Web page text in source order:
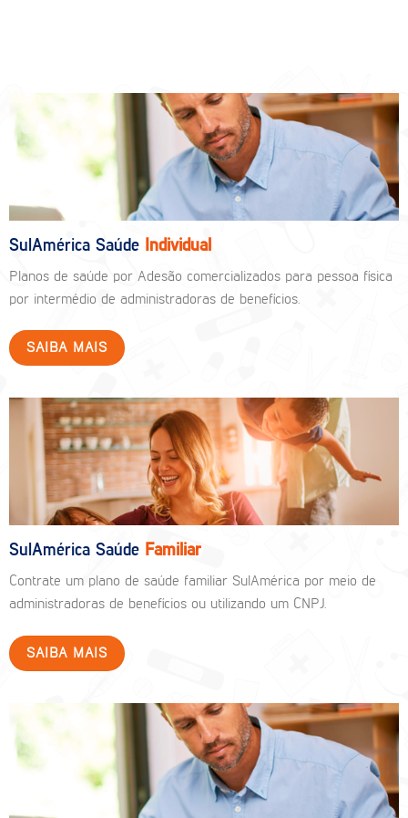
SulAmérica Saúde Individual
Planos de saúde por Adesão comercializados para pessoa física
por intermédio de administradoras de benefícios.
SAIBA MAIS
SulAmérica Saúde Familiar
Contrate um plano de saúde familiar SulAmérica por meio de
administradoras de benefícios ou utilizando um CNPJ.
SAIBA MAIS